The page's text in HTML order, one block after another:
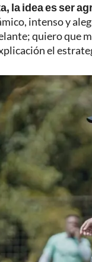
la idea es ser
intenso y
quiero que
el